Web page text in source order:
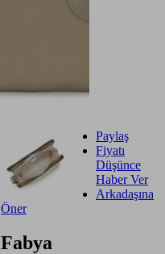
Paylaş
Fiyatı
Düşünce
Haber Ver
Arkadaşına
Öner
Fabya